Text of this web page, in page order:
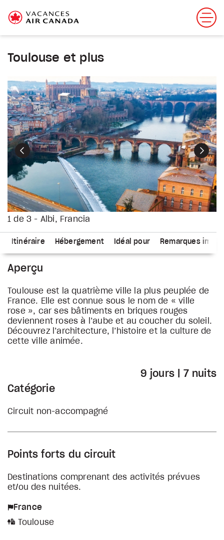
Toulouse et plus
1 de 3 - Albi, Francia
Précédent
Itinéraire Hébergement Idéal pour Remarques
Aperçu
Toulouse est la quatrième ville la plus peuplée de
France. Elle est connue sous le nom de « ville
rose », car ses bâtiments en briques rouges
deviennent roses à l’aube et au coucher du soleil.
Découvrez l’architecture, l’histoire et la culture de
cette ville animée.
9 jours | 7 nuits
Catégorie
Circuit non-accompagné
Points forts du circuit
Destinations comprenant des activités prévues
et/ou des nuitées.
France
Toulouse